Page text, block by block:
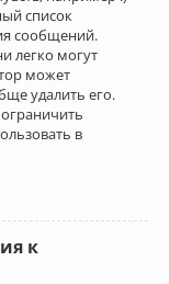
список
сообщений.
легко могут
может
удалить его.
в
к